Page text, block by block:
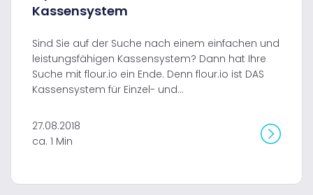
Kassensystem
Sind Sie auf der Suche nach einem einfachen und
leistungsfähigen Kassensystem? Dann hat Ihre
Suche mit flour.io ein Ende. Denn flour.io ist DAS
Kassensystem für Einzel- und...
27.08.2018
ca. 1 Min